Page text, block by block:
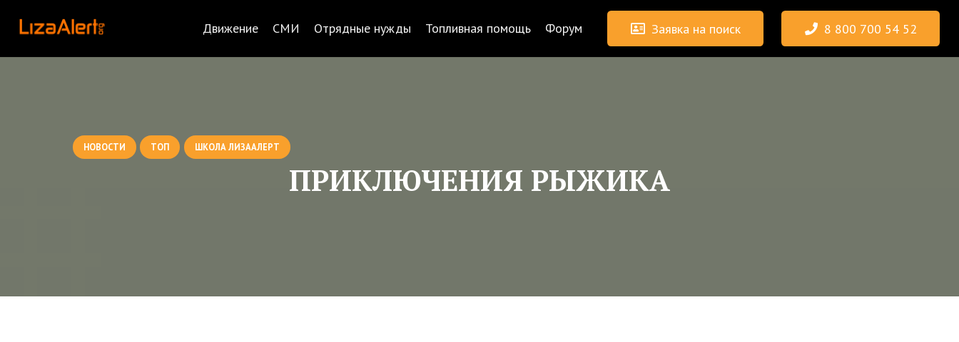
Движение СМИ Отрядные нужды Топливная помощь Форум Заявка на поиск 8 800 700 54 52
НОВОСТИ ТОП ШКОЛА ЛИЗААЛЕРТ
ПРИКЛЮЧЕНИЯ РЫЖИКА